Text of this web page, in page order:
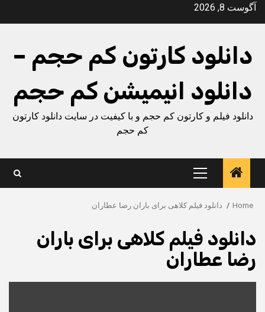
Skipآگوست 8, 2026
دانلود کارتون کم حجم –
دانلود انیمیشن کم حجم
دانلود فیلم و کارتون کم حجم و با کیفیت در سایت دانلود کارتون
کم حجم
Primary
Menu
Home دانلود فیلم کلاهی برای باران رضا عطاران
دانلود فیلم کلاهی برای باران
رضا عطاران